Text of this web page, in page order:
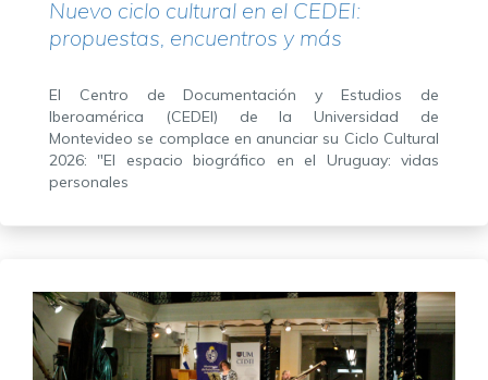
Nuevo ciclo cultural en el CEDEI:
propuestas, encuentros y más
El Centro de Documentación y Estudios de
Iberoamérica (CEDEI) de la Universidad de
Montevideo se complace en anunciar su Ciclo Cultural
2026: "El espacio biográfico en el Uruguay: vidas
personales